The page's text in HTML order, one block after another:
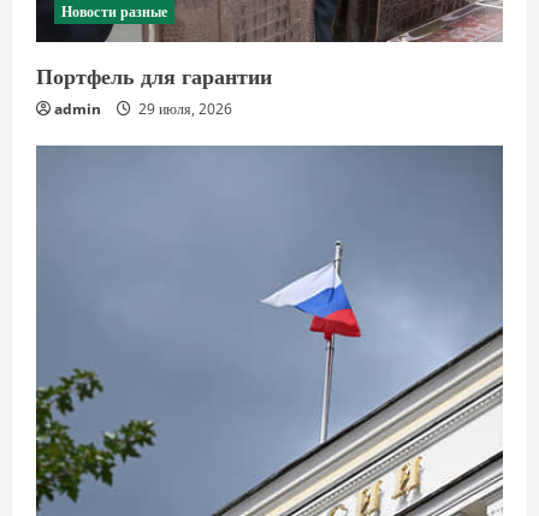
Новости разные
Портфель для гарантии
admin 29 июля, 2026